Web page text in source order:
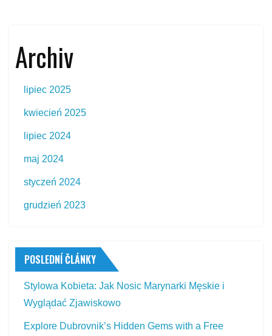
Archiv
lipiec 2025
kwiecień 2025
lipiec 2024
maj 2024
styczeń 2024
grudzień 2023
POSLEDNÍ ČLÁNKY
Stylowa Kobieta: Jak Nosic Marynarki Męskie i
Wyglądać Zjawiskowo
Explore Dubrovnik’s Hidden Gems with a Free